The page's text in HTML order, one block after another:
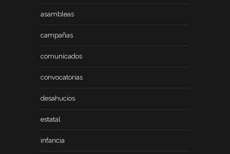
asambleas
campañas
comunicados
convocatorias
desahucios
estatal
infancia